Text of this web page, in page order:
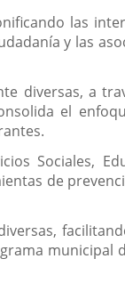
las
y las
diversas, a
el
Sociales,
de
municipal